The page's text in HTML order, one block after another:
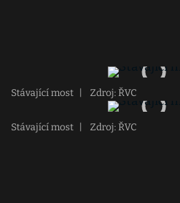
Stávající most Zdroj: ŘVC
Stávající most Zdroj: ŘVC